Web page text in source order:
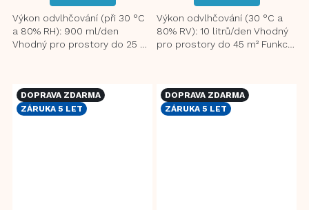
5
HVĚZDIČEK.
Výkon odvlhčování (při 30 °C
a 80% RH): 900 ml/den
Vhodný pro prostory do 25 m²
5
HVĚZDIČEK.
Výkon odvlhčování (30 °C a
80% RV): 10 litrů/den Vhodný
pro prostory do 45 m² Funkce
DOPRAVA ZDARMA
ZÁRUKA 5 LET
DOPRAVA ZDARMA
ZÁRUKA 5 LET